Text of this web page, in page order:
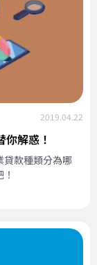
2019.04.22
解惑！
貸款種類分為哪